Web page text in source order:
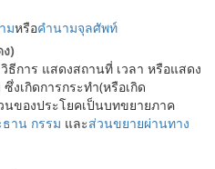
มหรือคำนามจุลศัพท์
)
ธีการ แสดงสถานที่ เวลา หรือแสดง
งเกิดการกระทำ(หรือเกิด
ของประโยคเป็นบทขยายภาค
ธาน กรรม และส่วนขยายผ่านทาง